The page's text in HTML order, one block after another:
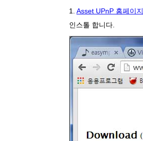
1. Asset UPnP 홈페이지
인스톨 합니다.